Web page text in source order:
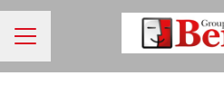
MENU CARRIÈRE